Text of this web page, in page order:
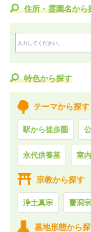
住所・霊園名から
特色から探す
テーマから探す
駅から徒歩圏
永代供養墓 室
宗教から探す
浄土真宗 曹洞宗
墓地形態から